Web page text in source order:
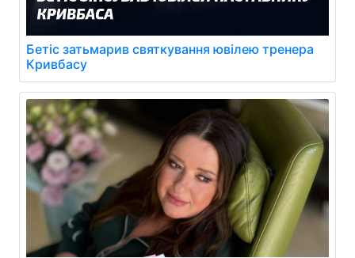
Бетіс затьмарив святкування ювілею тренера
Кривбасу